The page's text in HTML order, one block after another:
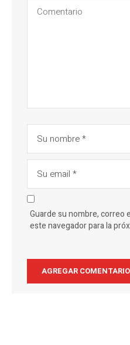
Guarde su nombre, correo
este navegador para la